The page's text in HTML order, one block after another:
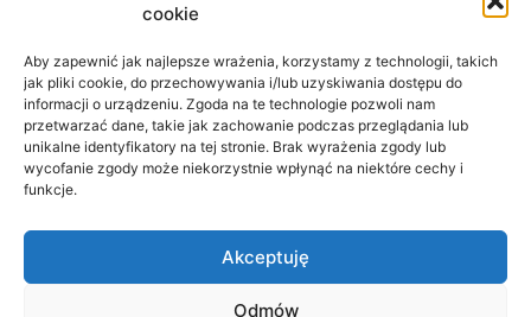
cookie
Aby zapewnić jak najlepsze wrażenia, korzystamy z technologii, takich
jak pliki cookie, do przechowywania i/lub uzyskiwania dostępu do
informacji o urządzeniu. Zgoda na te technologie pozwoli nam
przetwarzać dane, takie jak zachowanie podczas przeglądania lub
unikalne identyfikatory na tej stronie. Brak wyrażenia zgody lub
wycofanie zgody może niekorzystnie wpłynąć na niektóre cechy i
funkcje.
Akceptuję
Odmów
+48 728 484 484
biuro@odpowiedzinasprawdziany.pl
Prawa Autorskie © 2020 - 2026
odpowiedzinasprawdziany.pl wszelkie prawa